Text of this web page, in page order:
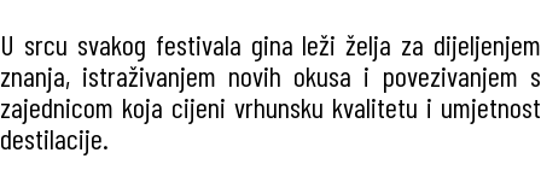
U srcu svakog festivala gina leži želja za dijeljenjem
znanja, istraživanjem novih okusa i povezivanjem s
zajednicom koja cijeni vrhunsku kvalitetu i umjetnost
destilacije.